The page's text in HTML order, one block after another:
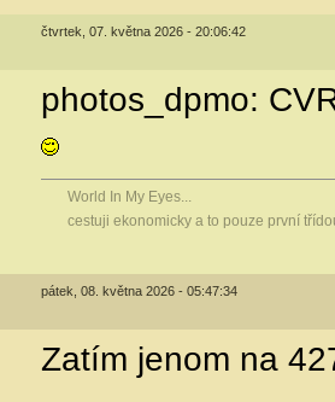
čtvrtek, 07. května 2026 - 20:06:42
photos_dpmo:
World In My Eyes...
cestuji ekonomicky a to pouze první
pátek, 08. května 2026 - 05:47:34
Zatím jenom na